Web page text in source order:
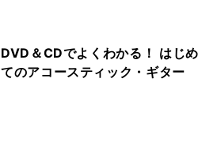
DVD＆CDでよくわかる！ はじめ
てのアコースティック・ギター